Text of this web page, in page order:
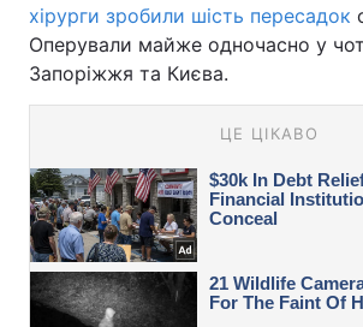
хірурги зробили шість пересадок
Оперували майже одночасно у
Запоріжжя та Києва.